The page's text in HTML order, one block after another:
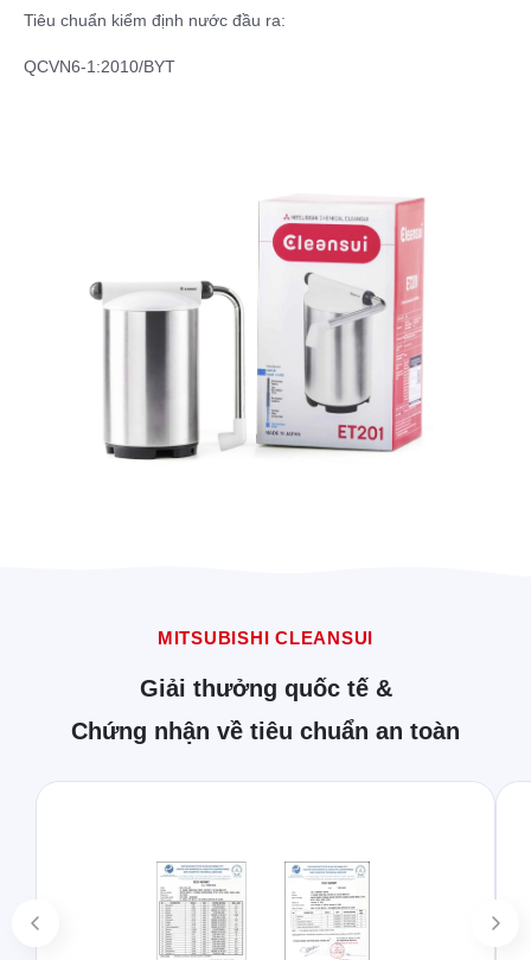
Tiêu chuẩn kiểm định nước đầu ra:
QCVN6-1:2010/BYT
MITSUBISHI CLEANSUI
Giải thưởng quốc tế &
Chứng nhận về tiêu chuẩn an toàn